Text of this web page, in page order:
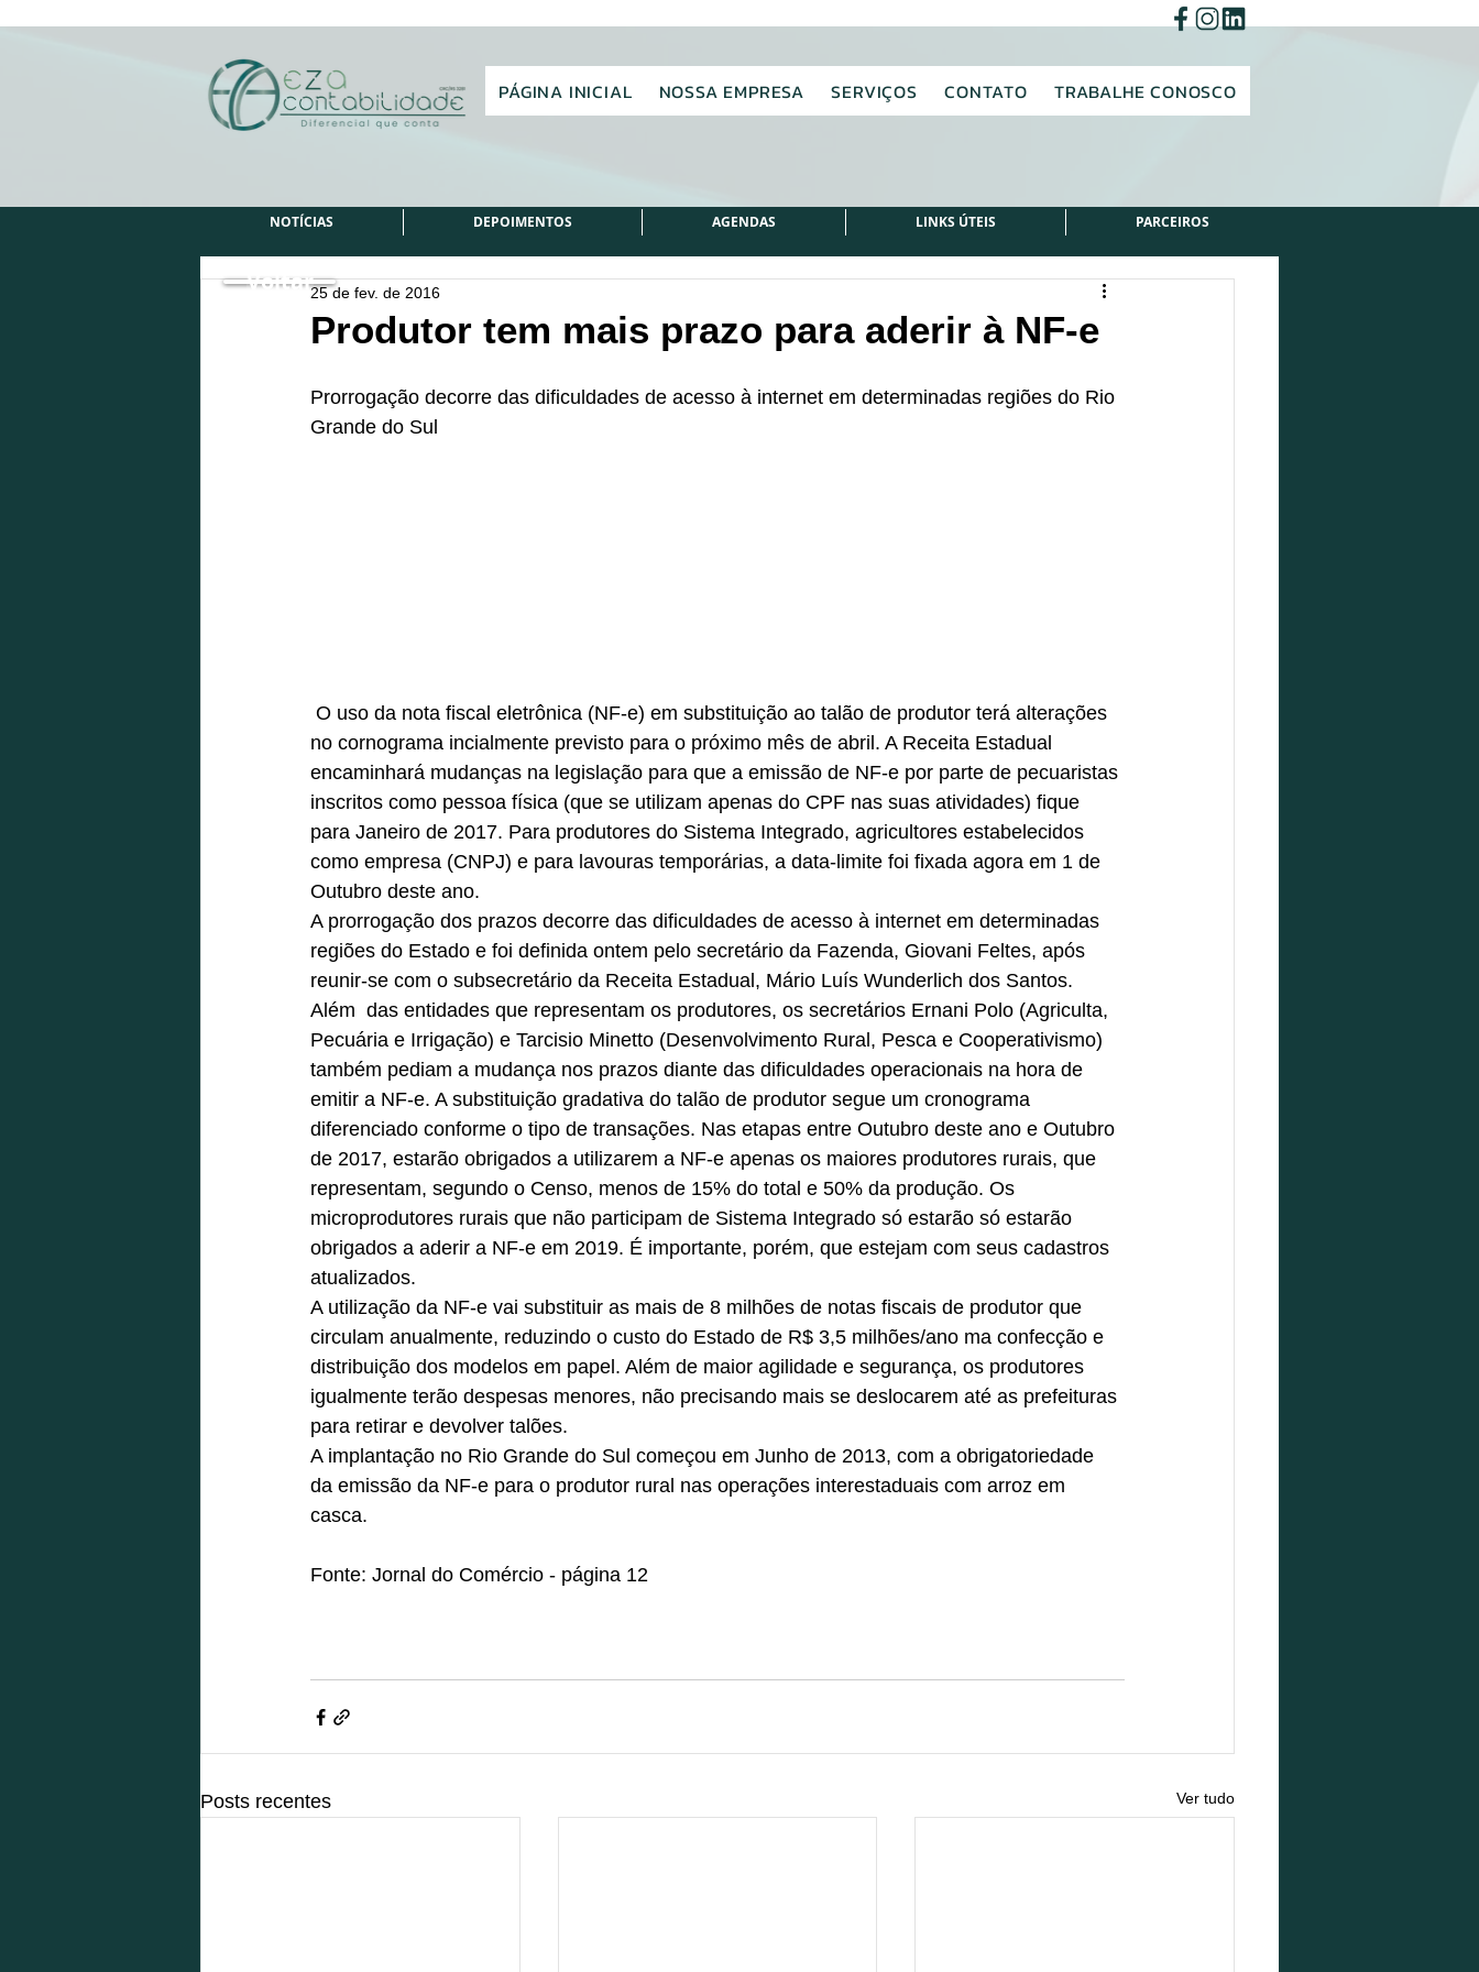
PÁGINA INICIAL NOSSA EMPRESA SERVIÇOS CONTATO TRABALHE CONOSCO
NOTÍCIAS DEPOIMENTOS AGENDAS LINKS ÚTEIS PARCEIROS
Produtor tem mais prazo para aderir à NF-e
25 de fev. de 2016
Prorrogação decorre das dificuldades de acesso à internet em determinadas regiões do Rio
Grande do Sul
no cornograma incialmente previsto para o próximo mês de abril. A Receita Estadual
encaminhará mudanças na legislação para que a emissão de NF-e por parte de pecuaristas
inscritos como pessoa física (que se utilizam apenas do CPF nas suas atividades) fique
para Janeiro de 2017. Para produtores do Sistema Integrado, agricultores estabelecidos
como empresa (CNPJ) e para lavouras temporárias, a data-limite foi fixada agora em 1 de
Outubro deste ano.
A prorrogação dos prazos decorre das dificuldades de acesso à internet em determinadas
regiões do Estado e foi definida ontem pelo secretário da Fazenda, Giovani Feltes, após
reunir-se com o subsecretário da Receita Estadual, Mário Luís Wunderlich dos Santos.
Além  das entidades que representam os produtores, os secretários Ernani Polo (Agriculta,
Pecuária e Irrigação) e Tarcisio Minetto (Desenvolvimento Rural, Pesca e Cooperativismo)
também pediam a mudança nos prazos diante das dificuldades operacionais na hora de
emitir a NF-e. A substituição gradativa do talão de produtor segue um cronograma
diferenciado conforme o tipo de transações. Nas etapas entre Outubro deste ano e Outubro
de 2017, estarão obrigados a utilizarem a NF-e apenas os maiores produtores rurais, que
representam, segundo o Censo, menos de 15% do total e 50% da produção. Os
microprodutores rurais que não participam de Sistema Integrado só estarão só estarão
obrigados a aderir a NF-e em 2019. É importante, porém, que estejam com seus cadastros
atualizados.
A utilização da NF-e vai substituir as mais de 8 milhões de notas fiscais de produtor que
circulam anualmente, reduzindo o custo do Estado de R$ 3,5 milhões/ano ma confecção e
distribuição dos modelos em papel. Além de maior agilidade e segurança, os produtores
igualmente terão despesas menores, não precisando mais se deslocarem até as prefeituras
para retirar e devolver talões.
A implantação no Rio Grande do Sul começou em Junho de 2013, com a obrigatoriedade
da emissão da NF-e para o produtor rural nas operações interestaduais com arroz em
casca.
Fonte: Jornal do Comércio - página 12
Posts recentes Ver tudo
Voltar